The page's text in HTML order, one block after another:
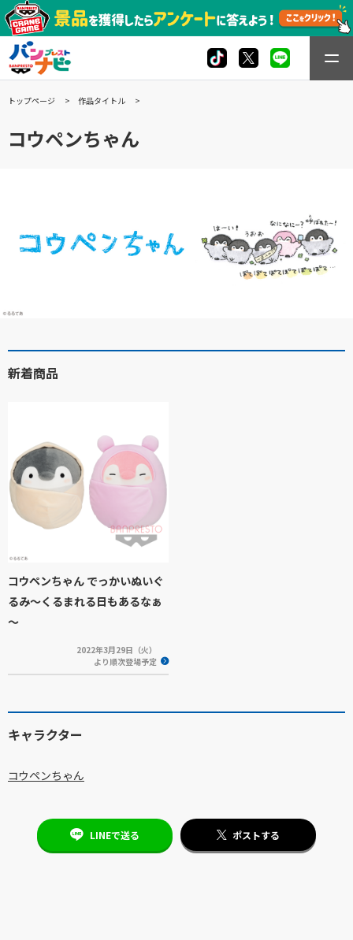
トップページ 作品タイトル
コウペンちゃん
新着商品
コウペンちゃん でっかいぬいぐ
るみ～くるまれる日もあるなぁ
～
2022年3月29日（火）
より順次登場予定
キャラクター
コウペンちゃん
LINEで送る ポストする